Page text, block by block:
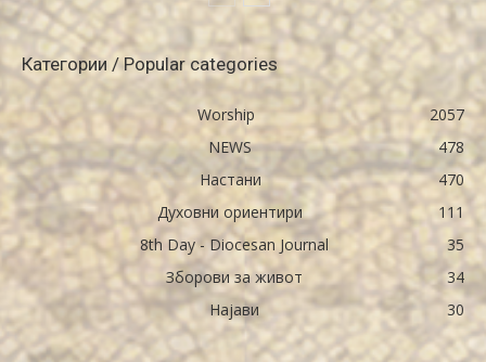
Категории / Popular categories
Worship
2057
NEWS
478
Настани
470
Духовни ориентири
111
8th Day - Diocesan Journal
35
Зборови за живот
34
Најави
30